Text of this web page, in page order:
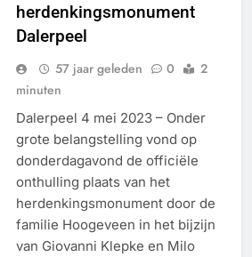
herdenkingsmonument
Dalerpeel
57 jaar geleden 0
2
minuten
Dalerpeel 4 mei 2023 – Onder
grote belangstelling vond op
donderdagavond de officiële
onthulling plaats van het
herdenkingsmonument door de
familie Hoogeveen in het bijzijn
van Giovanni Klepke en Milo